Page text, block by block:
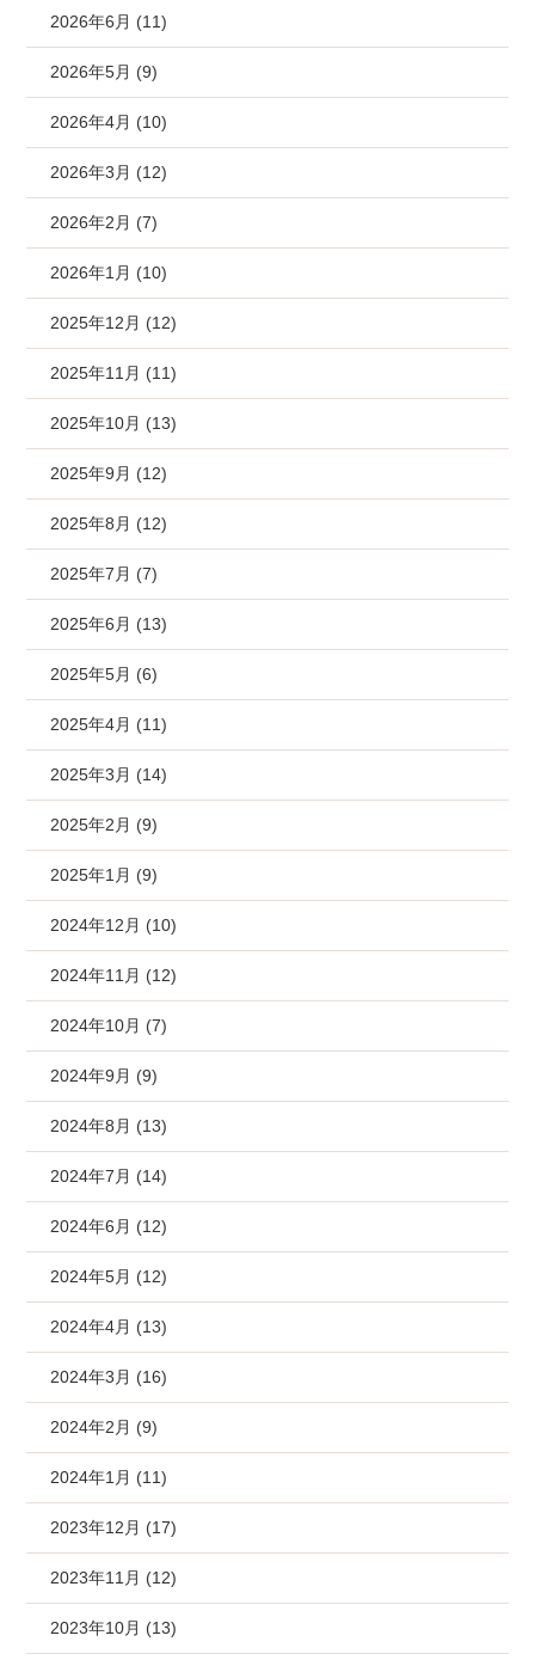
2026年6月 (11)
2026年5月 (9)
2026年4月 (10)
2026年3月 (12)
2026年2月 (7)
2026年1月 (10)
2025年12月 (12)
2025年11月 (11)
2025年10月 (13)
2025年9月 (12)
2025年8月 (12)
2025年7月 (7)
2025年6月 (13)
2025年5月 (6)
2025年4月 (11)
2025年3月 (14)
2025年2月 (9)
2025年1月 (9)
2024年12月 (10)
2024年11月 (12)
2024年10月 (7)
2024年9月 (9)
2024年8月 (13)
2024年7月 (14)
2024年6月 (12)
2024年5月 (12)
2024年4月 (13)
2024年3月 (16)
2024年2月 (9)
2024年1月 (11)
2023年12月 (17)
2023年11月 (12)
2023年10月 (13)